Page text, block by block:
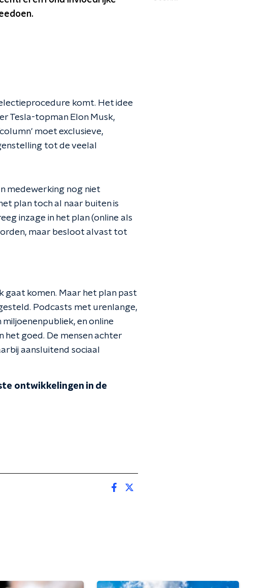
komt. Het idee
Tesla-topman Elon Musk,
moet exclusieve,
tot de veelal
medewerking nog niet
plan toch al naar buiten is
inzage in het plan (online als
maar besloot alvast tot
gaat komen. Maar het plan past
Podcasts met urenlange,
miljoenenpubliek, en online
het goed. De mensen achter
aansluitend sociaal
ontwikkelingen in de